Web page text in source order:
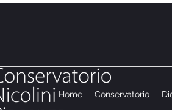
Home Conservatorio